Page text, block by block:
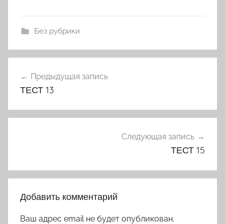
Без рубрики
по
Предыдущая запись
ТЕСТ 13
Следующая запись
ТЕСТ 15
Добавить комментарий
Ваш адрес email не будет опубликован.